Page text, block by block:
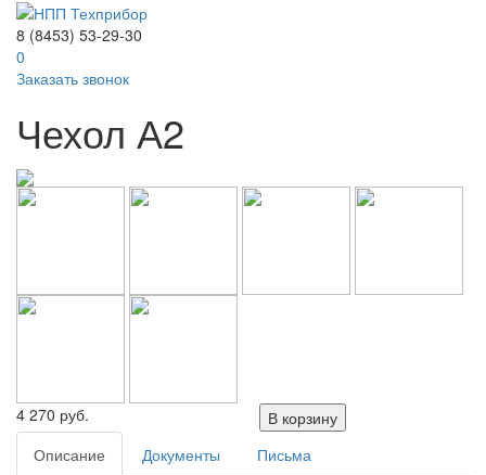
8 (8453) 53-29-30
0
Заказать звонок
Чехол А2
4 270 руб.
В корзину
Описание
Документы
Письма